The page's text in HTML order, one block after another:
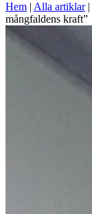
Hem | Alla artiklar|
mångfaldens kraft”